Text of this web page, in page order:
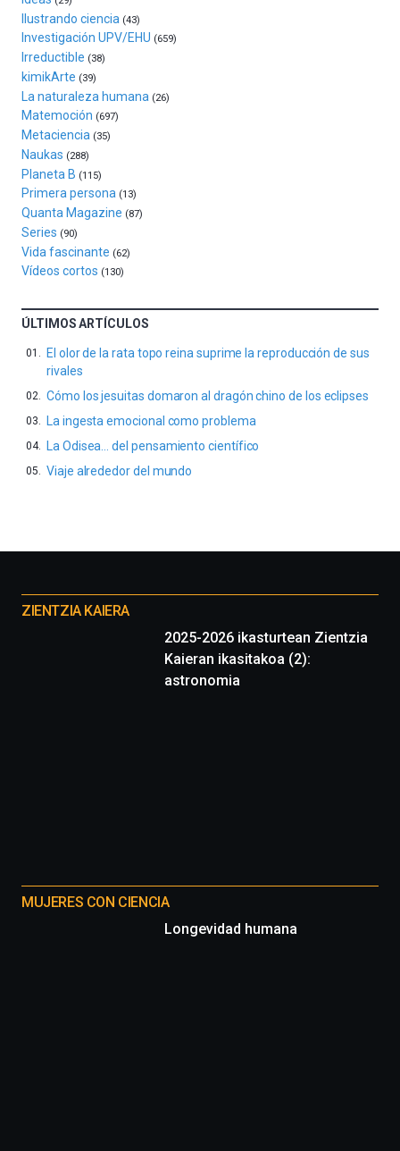
y
espectáculos
del
16
de
septiembre
al
4
de
octubre.
La
iniciativa,
organizada
Cátedra…
Ilustrando ciencia (43)
Investigación UPV/EHU (659)
Irreductible (38)
kimikArte (39)
La naturaleza humana (26)
Matemoción (697)
Metaciencia (35)
Naukas (288)
Planeta B (115)
Primera persona (13)
Quanta Magazine (87)
Series (90)
Vida fascinante (62)
Vídeos cortos (130)
ÚLTIMOS ARTÍCULOS
El olor de la rata topo reina suprime la reproducción de sus
rivales
Cómo los jesuitas domaron al dragón chino de los eclipses
La ingesta emocional como problema
La Odisea… del pensamiento científico
Viaje alrededor del mundo
proyectos
ZIENTZIA KAIERA
2025-2026 ikasturtean Zientzia
Kaieran ikasitakoa (2):
astronomia
MUJERES CON CIENCIA
Longevidad humana